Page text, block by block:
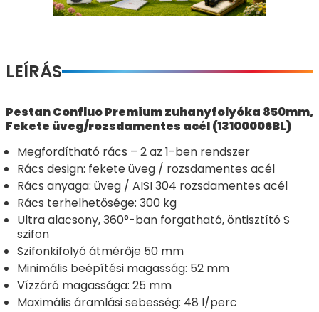
LEÍRÁS
Pestan Confluo Premium zuhanyfolyóka 850mm,
Fekete üveg/rozsdamentes acél (13100006BL)
Megfordítható rács – 2 az 1-ben rendszer
Rács design: fekete üveg / rozsdamentes acél
Rács anyaga: üveg / AISI 304 rozsdamentes acél
Rács terhelhetősége: 300 kg
Ultra alacsony, 360°-ban forgatható, öntisztító S
szifon
Szifonkifolyó átmérője 50 mm
Minimális beépítési magasság: 52 mm
Vízzáró magassága: 25 mm
Maximális áramlási sebesség: 48 l/perc